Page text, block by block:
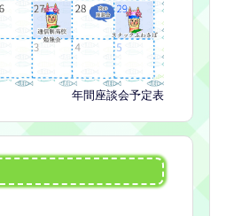
年間座談会予定表